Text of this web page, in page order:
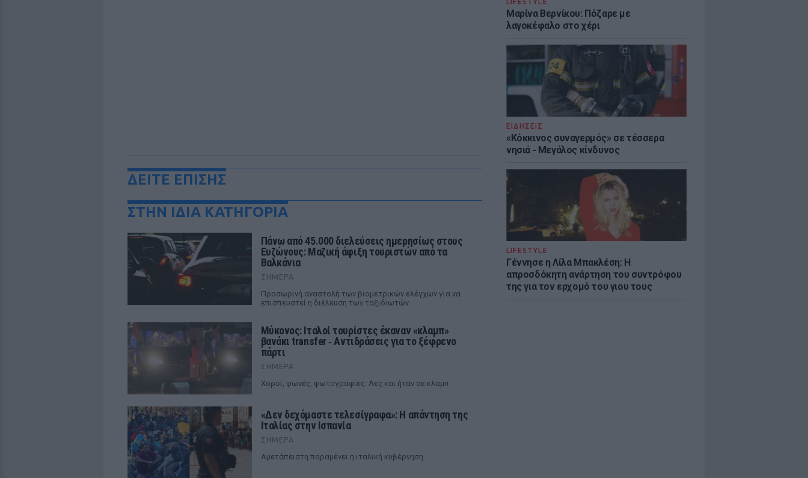
Μαρίνα Βερνίκου: Πόζαρε με
λαγοκέφαλο στο χέρι
ΕΙΔΗΣΕΙΣ
«Κόκκινος συναγερμός» σε τέσσερα
νησιά - Μεγάλος κίνδυνος
LIFESTYLE
Γέννησε η Λίλα Μπακλέση: Η
απροσδόκητη ανάρτηση του συντρόφου
της για τον ερχομό του γιου τους
ΔΕΙΤΕ ΕΠΙΣΗΣ
ΣΤΗΝ ΙΔΙΑ ΚΑΤΗΓΟΡΙΑ
Πάνω από 45.000 διελεύσεις ημερησίως στους
Ευζώνους: Μαζική άφιξη τουριστών από τα
Βαλκάνια
ΣΉΜΕΡΑ
Προσωρινή αναστολή των βιομετρικών ελέγχων για να
επισπευστεί η διέλευση των ταξιδιωτών
Μύκονος: Ιταλοί τουρίστες έκαναν «κλαμπ»
βανάκι transfer ‑ Αντιδράσεις για το ξέφρενο
πάρτι
ΣΉΜΕΡΑ
Χοροί, φωνές, φωτογραφίες: Λες και ήταν σε κλαμπ
«Δεν δεχόμαστε τελεσίγραφα»: Η απάντηση της
Ιταλίας στην Ισπανία
ΣΉΜΕΡΑ
Αμετάπειστη παραμένει η ιταλική κυβέρνηση